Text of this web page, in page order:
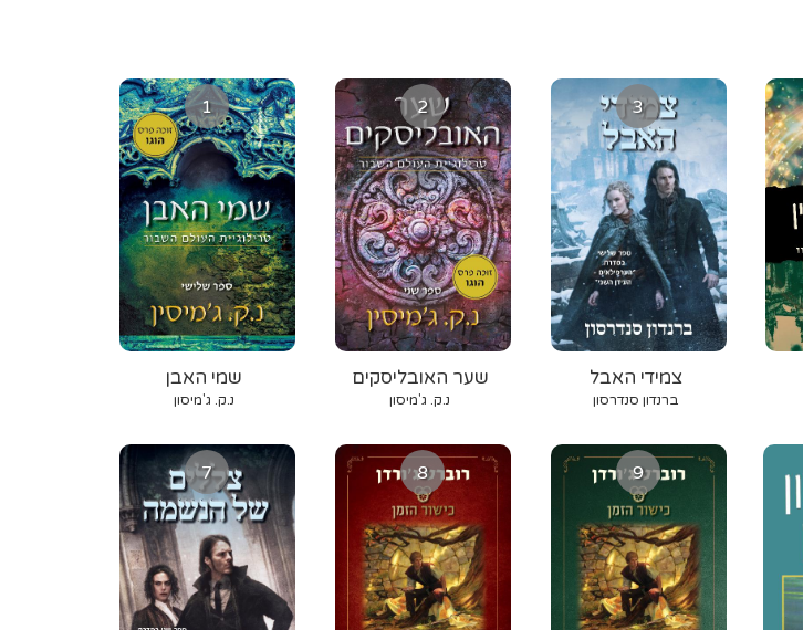
1
שמי האבן
נ.ק. ג'מיסון
2
שער האובליסקים
נ.ק. ג'מיסון
3
צמידי האבל
ברנדון סנדרסון
7 8 9